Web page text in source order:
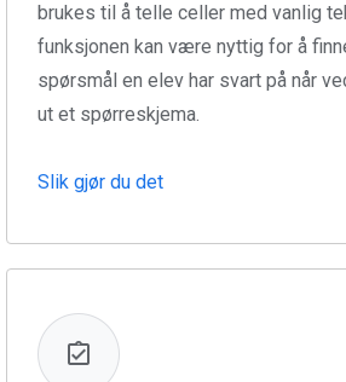
brukes til å telle celler med vanlig
funksjonen kan være nyttig for å
spørsmål en elev har svart på når
ut et spørreskjema.
Slik gjør du det